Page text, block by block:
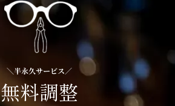
＼半永久サービス／
無料調整